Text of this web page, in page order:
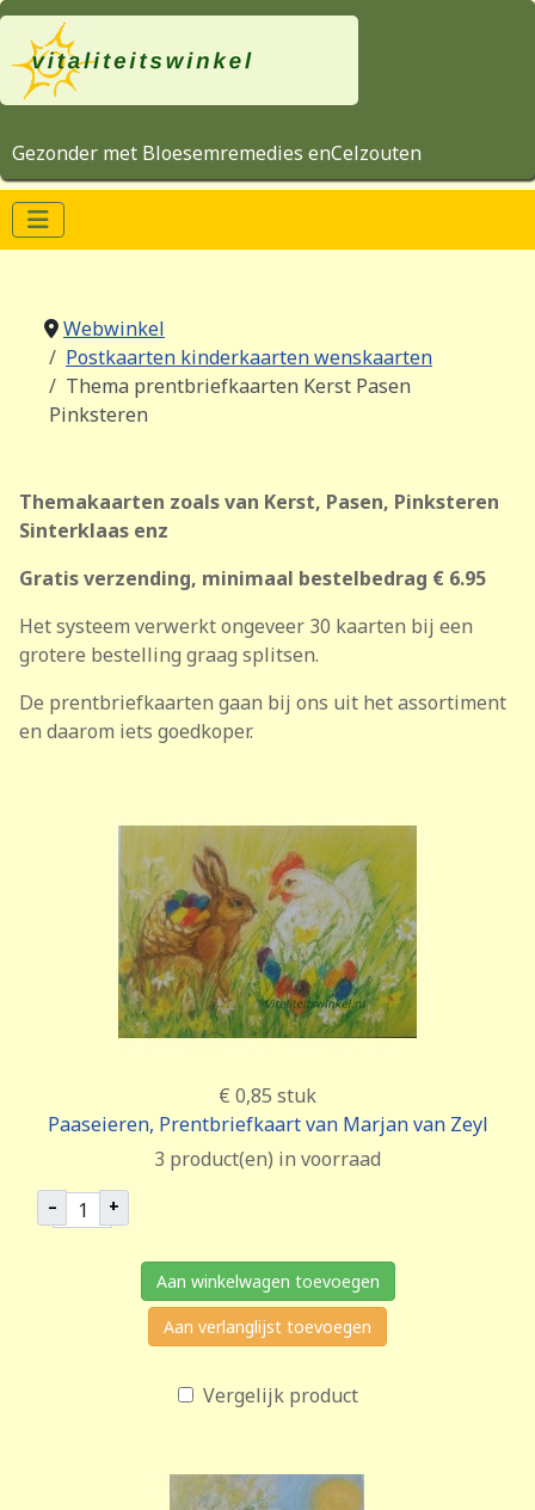
Gezonder met Bloesemremedies enCelzouten
Webwinkel
Postkaarten kinderkaarten wenskaarten
Thema prentbriefkaarten Kerst Pasen
Pinksteren
Themakaarten zoals van Kerst, Pasen, Pinksteren
Sinterklaas enz
Gratis verzending, minimaal bestelbedrag € 6.95
Het systeem verwerkt ongeveer 30 kaarten bij een
grotere bestelling graag splitsen.
De prentbriefkaarten gaan bij ons uit het assortiment
en daarom iets goedkoper.
€ 0,85 stuk
Paaseieren, Prentbriefkaart van Marjan van Zeyl
3 product(en) in voorraad
– +
Aan winkelwagen toevoegen
Aan verlanglijst toevoegen
Vergelijk product